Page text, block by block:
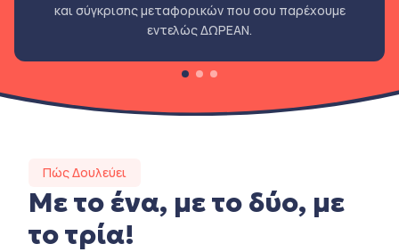
και σύγκρισης μεταφορικών που σου παρέχουμε
εντελώς ΔΩΡΕΑΝ.
Πώς Δουλεύει
Με το ένα, με το δύο, με
το τρία!